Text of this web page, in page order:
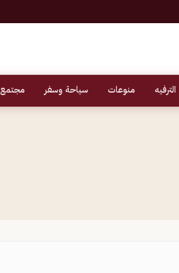
الترفيه منوعات سياحة وسفر مجتمع